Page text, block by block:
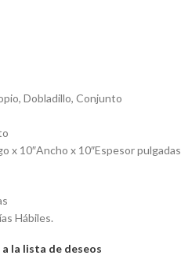
Dobladillo, Conjunto
x 10″Ancho x 10″Espesor pulgadas
Hábiles.
la lista de deseos